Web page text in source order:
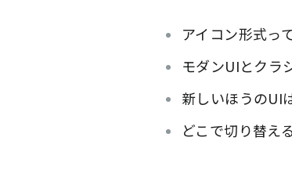
アイコン形式っ
モダンUIとクラ
新しいほうのUI
どこで切り替え